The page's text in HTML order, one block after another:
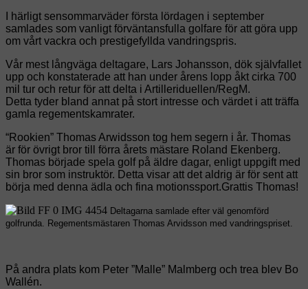
I härligt sensommarväder första lördagen i september
samlades som vanligt förväntansfulla golfare för att göra upp
om vårt vackra och prestigefyllda vandringspris.
Vår mest långväga deltagare, Lars Johansson, dök självfallet
upp och konstaterade att han under årens lopp åkt cirka 700
mil tur och retur för att delta i Artilleriduellen/RegM.
Detta tyder bland annat på stort intresse och värdet i att träffa
gamla regementskamrater.
“Rookien” Thomas Arwidsson tog hem segern i år. Thomas
är för övrigt bror till förra årets mästare Roland Ekenberg.
Thomas började spela golf på äldre dagar, enligt uppgift med
sin bror som instruktör. Detta visar att det aldrig är för sent att
börja med denna ädla och fina motionssport.Grattis Thomas!
Deltagarna samlade efter väl genomförd
golfrunda. Regementsmästaren Thomas Arvidsson med vandringspriset.
På andra plats kom Peter ”Malle” Malmberg och trea blev Bo
Wallén.